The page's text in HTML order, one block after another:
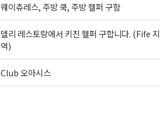
웨이츄레스, 주방 쿡, 주방 헬퍼 구함
델리 레스토랑에서 키친 헬퍼 구합니다. (Fife 지
역)
Club 오아시스